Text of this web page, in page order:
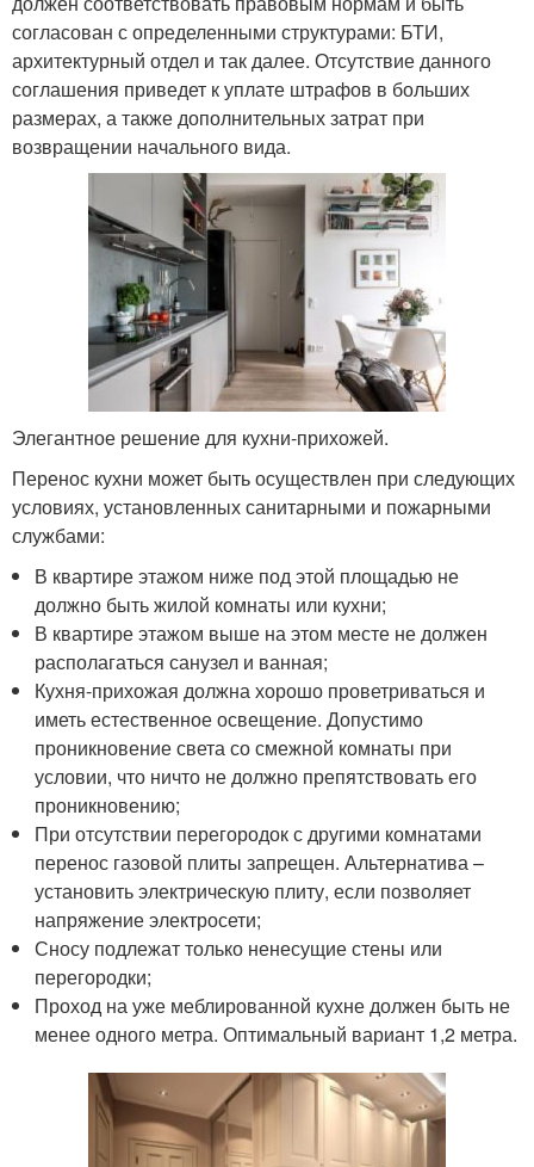
согласован с определенными структурами: БТИ,
архитектурный отдел и так далее. Отсутствие данного
соглашения приведет к уплате штрафов в больших
размерах, а также дополнительных затрат при
возвращении начального вида.
Элегантное решение для кухни-прихожей.
Перенос кухни может быть осуществлен при следующих
условиях, установленных санитарными и пожарными
службами:
В квартире этажом ниже под этой площадью не
должно быть жилой комнаты или кухни;
В квартире этажом выше на этом месте не должен
располагаться санузел и ванная;
Кухня-прихожая должна хорошо проветриваться и
иметь естественное освещение. Допустимо
проникновение света со смежной комнаты при
условии, что ничто не должно препятствовать его
проникновению;
При отсутствии перегородок с другими комнатами
перенос газовой плиты запрещен. Альтернатива –
установить электрическую плиту, если позволяет
напряжение электросети;
Сносу подлежат только ненесущие стены или
перегородки;
Проход на уже меблированной кухне должен быть не
менее одного метра. Оптимальный вариант 1,2 метра.